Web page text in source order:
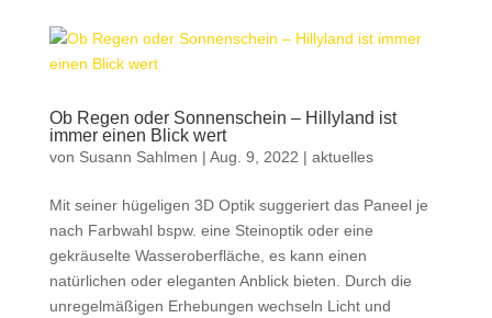
Ob Regen oder Sonnenschein – Hillyland ist
immer einen Blick wert
von Susann Sahlmen | Aug. 9, 2022 | aktuelles
Mit seiner hügeligen 3D Optik suggeriert das Paneel je
nach Farbwahl bspw. eine Steinoptik oder eine
gekräuselte Wasseroberfläche, es kann einen
natürlichen oder eleganten Anblick bieten. Durch die
unregelmäßigen Erhebungen wechseln Licht und